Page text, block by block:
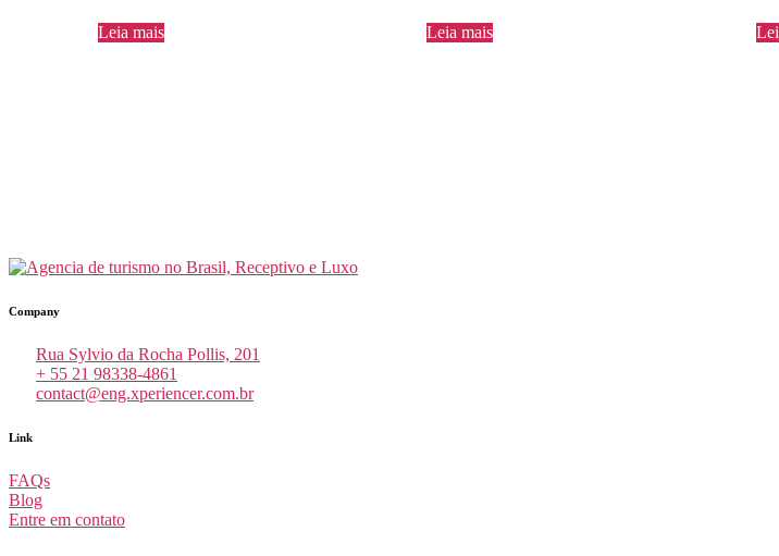
Leia mais Leia mais
Company
Rua Sylvio da Rocha Pollis, 201
+ 55 21 98338-4861
contact@eng.xperiencer.com.br
Link
FAQs
Blog
Entre em contato